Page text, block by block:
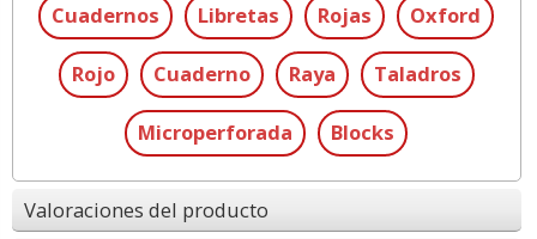
Cuadernos Libretas Rojas Oxford
Rojo Cuaderno Raya Taladros
Microperforada Blocks
Valoraciones del producto